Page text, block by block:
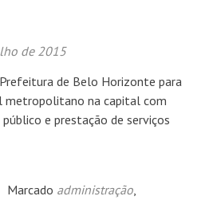
de 2015
de Belo Horizonte para
metropolitano na capital com
e prestação de serviços
Marcado administração,